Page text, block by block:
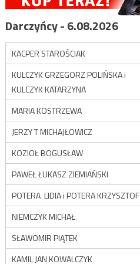
Darczyńcy - 6.08.2026
KACPER STAROŚCIAK
KULCZYK GRZEGORZ POLIŃSKA i
KULCZYK KATARZYNA
MARIA KOSTRZEWA
JERZY T MICHAJŁOWICZ
KOZIOŁ BOGUSŁAW
PAWEŁ ŁUKASZ ZIEMIAŃSKI
POTERA LIDIA i POTERA KRZYSZTOF
NIEMCZYK MICHAŁ
SŁAWOMIR PIĄTEK
KAMIL JAN KOWALCZYK